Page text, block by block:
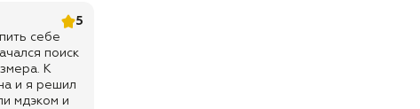
5
себе
поиск
К
и я решил
мдэком и